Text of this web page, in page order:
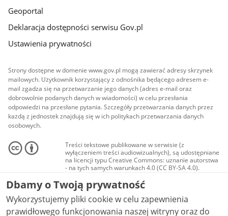
Geoportal
Deklaracja dostępności serwisu Gov.pl
Ustawienia prywatności
Strony dostępne w domenie www.gov.pl mogą zawierać adresy skrzynek
mailowych. Użytkownik korzystający z odnośnika będącego adresem e-
mail zgadza się na przetwarzanie jego danych (adres e-mail oraz
dobrowolnie podanych danych w wiadomości) w celu przesłania
odpowiedzi na przesłane pytania. Szczegóły przetwarzania danych przez
każdą z jednostek znajdują się w ich politykach przetwarzania danych
osobowych.
Treści tekstowe publikowane w serwisie (z
wyłączeniem treści audiowizualnych), są udostępniane
na licencji typu Creative Commons: uznanie autorstwa
- na tych samych warunkach 4.0 (CC BY-SA 4.0).
Materiały audiowizualne, w tym zdjęcia, materiały
audio i wideo, są udostępniane na licencji typu
Creative Commons: uznanie autorstwa użycie
niekomercyjne - bez utworów zależnych 4.0 (CC BY-
NC-ND 4.0), o ile nie jest to stwierdzone inaczej.
Dbamy o Twoją prywatność
Wykorzystujemy pliki cookie w celu zapewnienia
prawidłowego funkcjonowania naszej witryny oraz do